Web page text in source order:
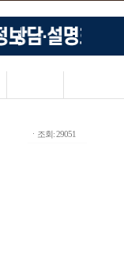
ㆍ조회: 29051